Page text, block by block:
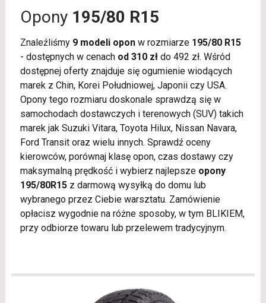
Opony 195/80 R15
Znaleźliśmy 9 modeli oponw rozmiarze 195/80 R15
- dostępnych w cenach od 310 złdo 492 zł. Wśród
dostępnej oferty znajduje się ogumienie wiodących
marek z Chin, Korei Południowej, Japonii czy USA.
Opony tego rozmiaru doskonale sprawdzą się w
samochodach dostawczych i terenowych (SUV) takich
marek jak Suzuki Vitara, Toyota Hilux, Nissan Navara,
Ford Transit oraz wielu innych. Sprawdź oceny
kierowców, porównaj klasę opon, czas dostawy czy
maksymalną prędkość i wybierz najlepsze opony
195/80R15z darmową wysyłką do domu lub
wybranego przez Ciebie warsztatu. Zamówienie
opłacisz wygodnie na różne sposoby, w tym BLIKIEM,
przy odbiorze towaru lub przelewem tradycyjnym.